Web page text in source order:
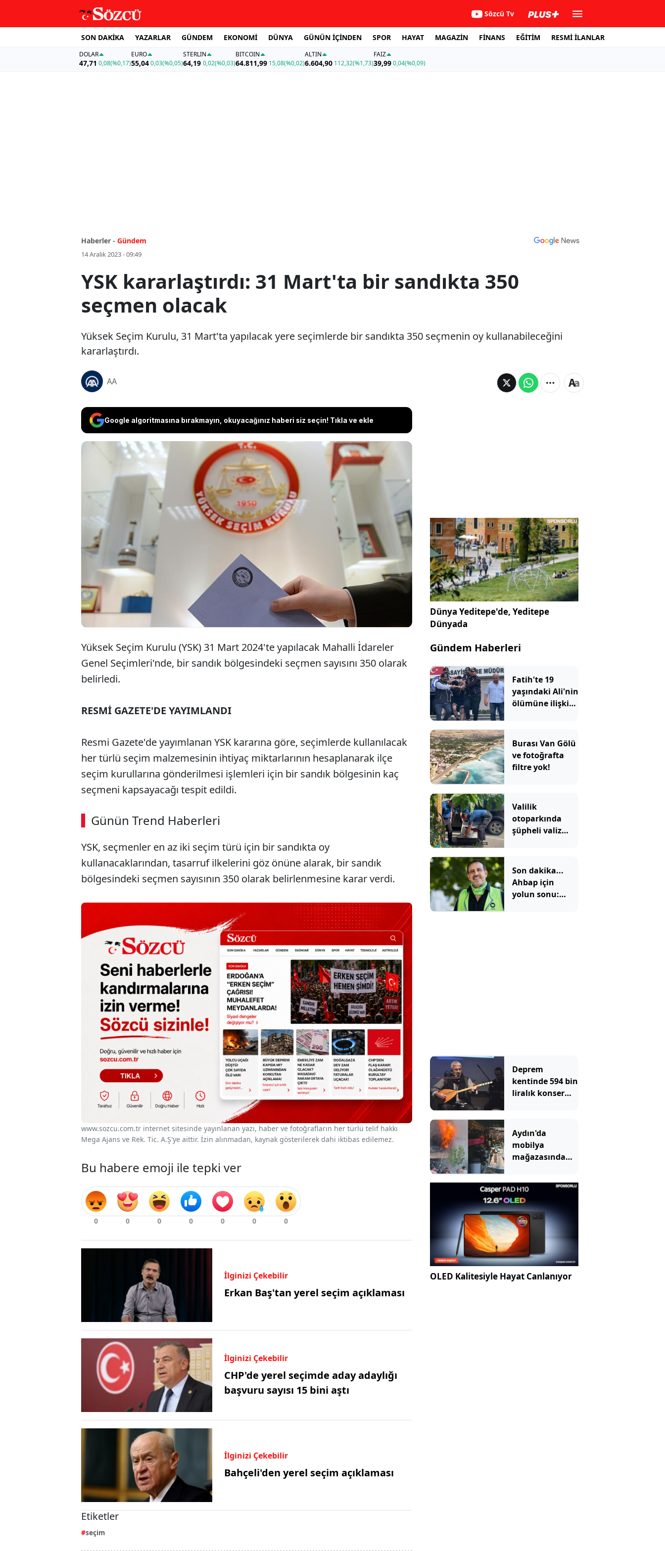
Sözcü Tv
SON DAKİKA YAZARLAR GÜNDEM EKONOMİ DÜNYA GÜNÜN İÇİNDEN SPOR HAYAT MAGAZİN FİNANS EĞİTİM RESMİ İLANLAR
DOLAR
47,71 0,08(%0,17)
EURO
55,04 0,03(%0,05)
STERLIN
64,19 0,02(%0,03)
BITCOIN
64.811,99 15,08(%0,02)
ALTIN
6.604,90 112,32(%1,73)
FAİZ
39,990,04(%0,09)
Haberler - Gündem
14 Aralık 2023 - 09:49
YSK kararlaştırdı: 31 Mart'ta bir sandıkta 350
seçmen olacak
Yüksek Seçim Kurulu, 31 Mart'ta yapılacak yere seçimlerde bir sandıkta 350 seçmenin oy kullanabileceğini
kararlaştırdı.
AA
Google algoritmasına bırakmayın, okuyacağınız haberi siz seçin! Tıkla ve ekle
Yüksek Seçim Kurulu, 31 Mart'ta yapılacak yere
seçimlerde bir sandıkta 350 seçmenin oy
Yüksek Seçim Kurulu (YSK) 31 Mart 2024'te yapılacak Mahalli İdareler
Genel Seçimleri'nde, bir sandık bölgesindeki seçmen sayısını 350 olarak
belirledi.
RESMİ GAZETE'DE YAYIMLANDI
Resmi Gazete'de yayımlanan YSK kararına göre, seçimlerde kullanılacak
her türlü seçim malzemesinin ihtiyaç miktarlarının hesaplanarak ilçe
seçim kurullarına gönderilmesi işlemleri için bir sandık bölgesinin kaç
seçmeni kapsayacağı tespit edildi.
Günün Trend Haberleri
YSK, seçmenler en az iki seçim türü için bir sandıkta oy
kullanacaklarından, tasarruf ilkelerini göz önüne alarak, bir sandık
bölgesindeki seçmen sayısının 350 olarak belirlenmesine karar verdi.
www.sozcu.com.tr internet sitesinde yayınlanan yazı, haber ve fotoğrafların her türlü telif hakkı
Mega Ajans ve Rek. Tic. A.Ş'ye aittir. İzin alınmadan, kaynak gösterilerek dahi iktibas edilemez.
Bu habere emoji ile tepki ver
İlginizi Çekebilir
Erkan Baş'tan yerel seçim açıklaması
İlginizi Çekebilir
CHP'de yerel seçimde aday adaylığı
başvuru sayısı 15 bini aştı
İlginizi Çekebilir
Bahçeli'den yerel seçim açıklaması
Etiketler
seçim
Dünya Yeditepe'de, Yeditepe
Dünyada
Gündem Haberleri
Fatih'te 19
yaşındaki Ali'nin
ölümüne ilişkin
adliyeye sevk
edildi
Burası Van Gölü
ve fotoğrafta
filtre yok!
Valilik
otoparkında
şüpheli valiz
Son dakika...
Ahbap için
yolun sonu:
Deprem
kentinde 594 bin
liralık konser
Aydın'da
mobilya
mağazasında
OLED Kalitesiyle Hayat Canlanıyor